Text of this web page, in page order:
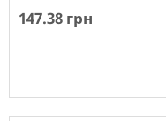
147.38 грн